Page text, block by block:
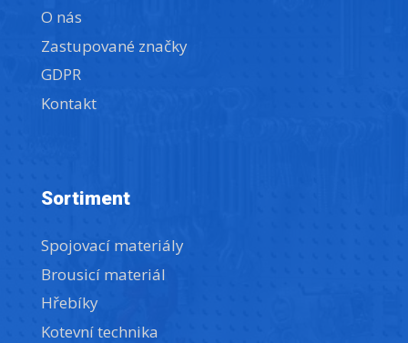
O nás
Zastupované značky
GDPR
Kontakt
Sortiment
Spojovací materiály
Brousicí materiál
Hřebíky
Kotevní technika